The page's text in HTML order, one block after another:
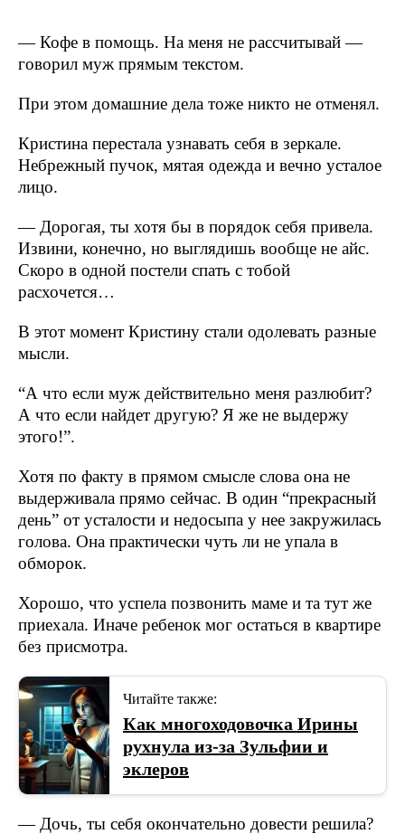
— Кофе в помощь. На меня не рассчитывай —
говорил муж прямым текстом.
При этом домашние дела тоже никто не отменял.
Кристина перестала узнавать себя в зеркале.
Небрежный пучок, мятая одежда и вечно усталое
лицо.
— Дорогая, ты хотя бы в порядок себя привела.
Извини, конечно, но выглядишь вообще не айс.
Скоро в одной постели спать с тобой
расхочется…
В этот момент Кристину стали одолевать разные
мысли.
“А что если муж действительно меня разлюбит?
А что если найдет другую? Я же не выдержу
этого!”.
Хотя по факту в прямом смысле слова она не
выдерживала прямо сейчас. В один “прекрасный
день” от усталости и недосыпа у нее закружилась
голова. Она практически чуть ли не упала в
обморок.
Хорошо, что успела позвонить маме и та тут же
приехала. Иначе ребенок мог остаться в квартире
без присмотра.
Читайте также:
Как многоходовочка Ирины
рухнула из-за Зульфии и
эклеров
— Дочь, ты себя окончательно довести решила?